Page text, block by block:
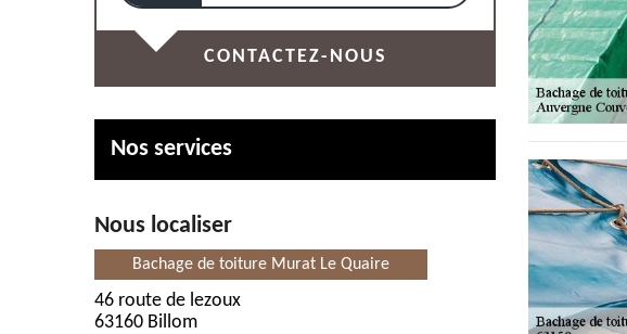
CONTACTEZ-NOUS
Nos services
Nous localiser
Bachage de toiture Murat Le Quaire
46 route de lezoux
63160 Billom